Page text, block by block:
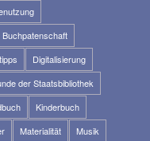
Buchpatenschaft
Digitalisierung
der Staatsbibliothek
Kinderbuch
Materialität
Musik